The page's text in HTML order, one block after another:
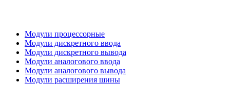
Модули процессорные
Модули дискретного ввода
Модули дискретного вывода
Модули аналогового ввода
Модули аналогового вывода
Модули расширения шины